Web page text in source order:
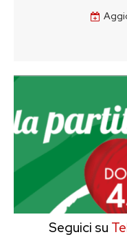
Seguici su